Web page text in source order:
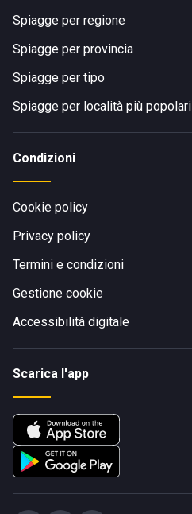
Spiagge per regione
Spiagge per provincia
Spiagge per tipo
Spiagge per località più popolari
Condizioni
Cookie policy
Privacy policy
Termini e condizioni
Gestione cookie
Accessibilità digitale
Scarica l'app